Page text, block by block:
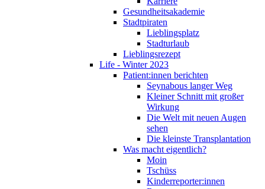
Gesundheitsakademie
Stadtpiraten
Lieblingsplatz
Stadturlaub
Lieblingsrezept
Life - Winter 2023
Patient:innen berichten
Seynabous langer Weg
Kleiner Schnitt mit großer
Wirkung
Die Welt mit neuen Augen
sehen
Die kleinste Transplantation
Was macht eigentlich?
Moin
Tschüss
Kinderreporter:innen